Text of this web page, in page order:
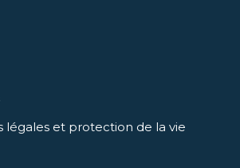
légales et protection de la vie